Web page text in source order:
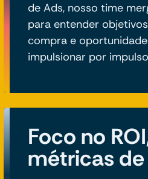
de Ads, nosso time
para entender
compra e
impulsionar por
Foco no
métricas